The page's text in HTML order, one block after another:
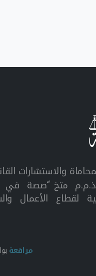
والاستشارات
متخ ّصصة في
لقطاع الأعمال
مرافعة